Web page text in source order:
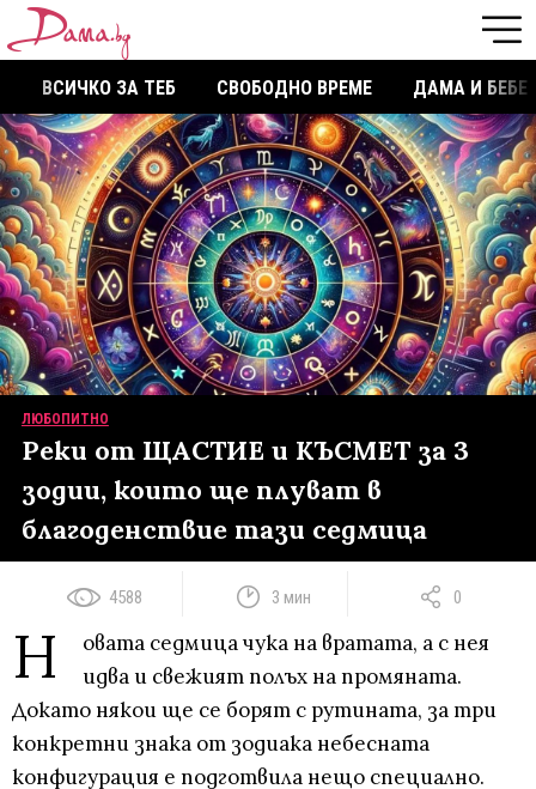
ВСИЧКО ЗА ТЕБ СВОБОДНО ВРЕМЕ ДАМА И БЕБЕ
ЛЮБОПИТНО
Реки от ЩАСТИЕ и КЪСМЕТ за 3
зодии, които ще плуват в
благоденствие тази седмица
4588 3 мин 0
Н
овата седмица чука на вратата, а с нея
идва и свежият полъх на промяната.
Докато някои ще се борят с рутината, за три
конкретни знака от зодиака небесната
конфигурация е подготвила нещо специално.